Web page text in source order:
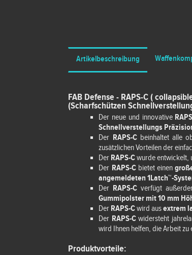
Artikelbeschreibung
FAB Defense - RAPS-C (
(Scharfschützen
Der neue und innovative
Schnellverstellungs
Der RAPS-Cbeinhaltet alle
zusätzlichen Vorteilen der
Der RAPS-Cwurde entwickelt,
Der RAPS-Cbietet einen
angemeldeten 1Latch™-
Der RAPS-C verfügt
Gummipolster mit 10 mm
Der RAPS-Cwird ausextrem
Der RAPS-Cwidersteht
wird Ihnen helfen, die Arbeit zu
Produktvorteile: